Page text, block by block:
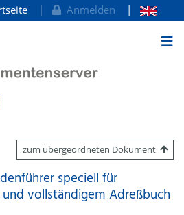
Anmelden
zum übergeordneten Dokument
speciell für
vollständigem Adreßbuch